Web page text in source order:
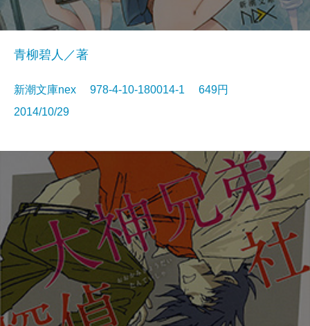
青柳碧人／著
新潮文庫nex 978-4-10-180014-1 649円
2014/10/29